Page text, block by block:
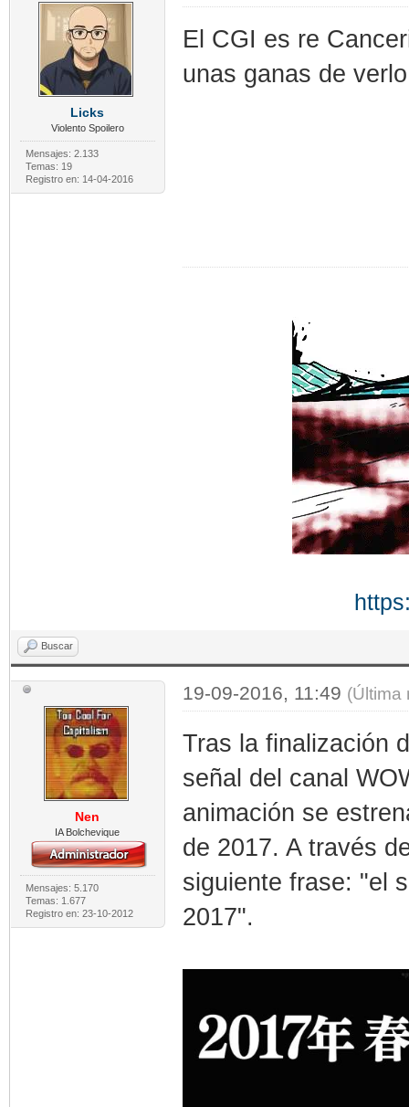
Licks
Violento Spoilero
Mensajes: 2.133
Temas: 19
Registro en: 14-04-2016
El CGI es re
unas ganas de
Buscar
Nen
IA Bolchevique
Mensajes: 5.170
Temas: 1.677
Registro en: 23-10-2012
19-09-2016, 11:49 (Última
Tras la finalización
señal del canal
animación se
de 2017. A través
siguiente frase: "el
2017".